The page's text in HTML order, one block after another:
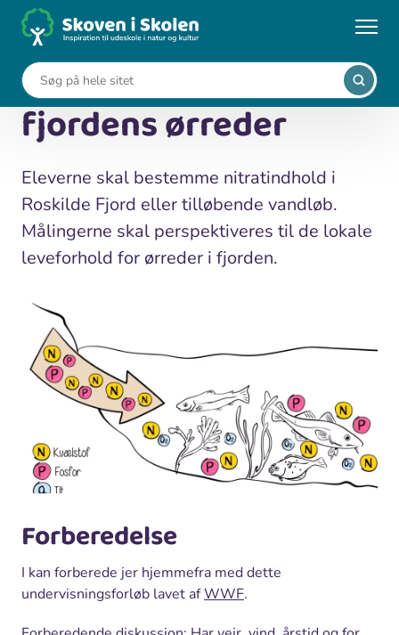
... Undervisningsforløb Nitratmålinger og fjordens ørreder
Nitratmålinger og
fjordens ørreder
Eleverne skal bestemme nitratindhold i
Roskilde Fjord eller tilløbende vandløb.
Målingerne skal perspektiveres til de lokale
leveforhold for ørreder i fjorden.
Forberedelse
I kan forberede jer hjemmefra med dette
undervisningsforløb lavet afWWF.